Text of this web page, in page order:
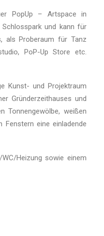
PopUp – Artspace in
und kann für
als Proberaum für Tanz
PoP-Up Store etc.
Kunst- und Projektraum
Gründerzeithauses und
weißen
Fenstern eine einladende
Heizung sowie einem